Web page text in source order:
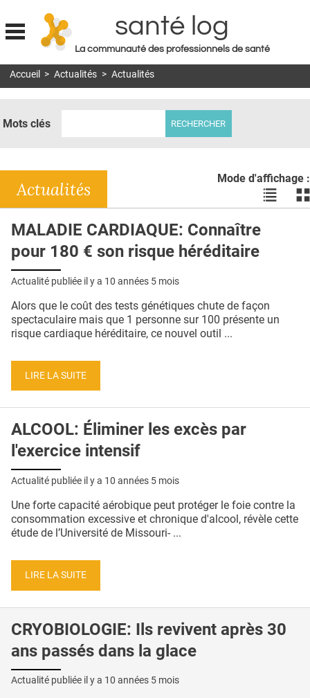
Jump to navigation
santé log
La communauté des professionnels de santé
MON COMPTE
DOSSIERS
RÉSEAUX
E-REVUE SAD
THÉMA
QUI SOMMES-NOUS ?
CONDITIONS GÉNÉRALES
CRÉDITS
Accueil > Actualités > Actualités
Mots clés
Mode d'affichage :
Voir
les
les
Actualités
MALADIE CARDIAQUE: Connaître
pour 180 € son risque héréditaire
Actualité publiée il y a 10 années 5 mois
Alors que le coût des tests génétiques chute de façon
spectaculaire mais que 1 personne sur 100 présente un
risque cardiaque héréditaire, ce nouvel outil ...
LIRE LA SUITE
ALCOOL: Éliminer les excès par
l'exercice intensif
Actualité publiée il y a 10 années 5 mois
Une forte capacité aérobique peut protéger le foie contre la
consommation excessive et chronique d'alcool, révèle cette
étude de l’Université de Missouri- ...
LIRE LA SUITE
CRYOBIOLOGIE: Ils revivent après 30
ans passés dans la glace
Actualité publiée il y a 10 années 5 mois